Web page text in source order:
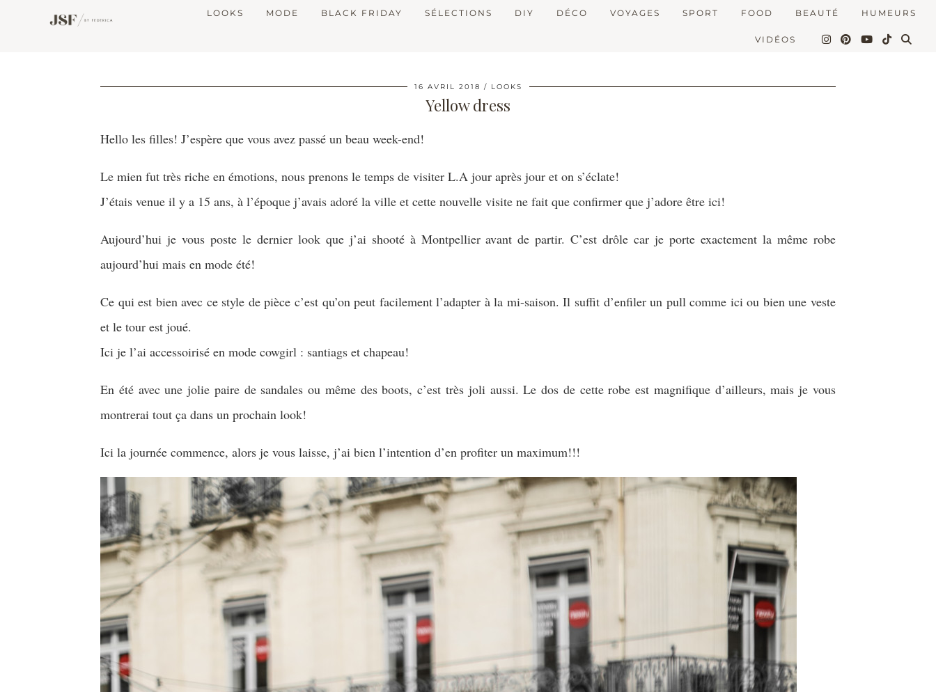
LOOKS MODE BLACK FRIDAY SÉLECTIONS DIY DÉCO VOYAGES SPORT FOOD BEAUTÉ HUMEURS
VIDÉOS
16 AVRIL 2018 LOOKS
Yellow dress
Hello les filles! J’espère que vous avez passé un beau week-end!
Le mien fut très riche en émotions, nous prenons le temps de visiter L.A jour après jour et on s’éclate!
J’étais venue il y a 15 ans, à l’époque j’avais adoré la ville et cette nouvelle visite ne fait que confirmer que j’adore être ici!
Aujourd’hui je vous poste le dernier look que j’ai shooté à Montpellier avant de partir. C’est drôle car je porte exactement la même robe
aujourd’hui mais en mode été!
Ce qui est bien avec ce style de pièce c’est qu’on peut facilement l’adapter à la mi-saison. Il suffit d’enfiler un pull comme ici ou bien une veste
et le tour est joué.
Ici je l’ai accessoirisé en mode cowgirl : santiags et chapeau!
En été avec une jolie paire de sandales ou même des boots, c’est très joli aussi. Le dos de cette robe est magnifique d’ailleurs, mais je vous
montrerai tout ça dans un prochain look!
Ici la journée commence, alors je vous laisse, j’ai bien l’intention d’en profiter un maximum!!!